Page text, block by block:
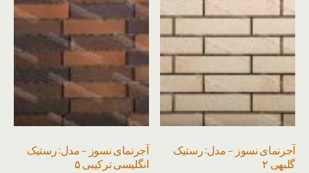
آجرنمای نسوز – مدل: رستیک
گلبهی ۲
آجرنمای نسوز – مدل: رستیک
انگلیسی ترکیبی ۵